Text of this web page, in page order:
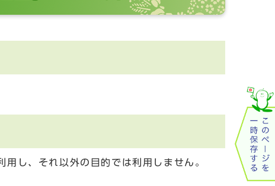
し、それ以外の目的では利用しません。